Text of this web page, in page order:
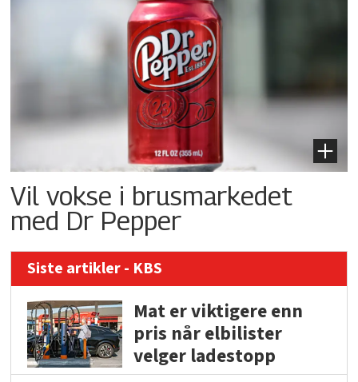
Vil vokse i brusmarkedet
med Dr Pepper
Siste artikler - KBS
Mat er viktigere enn
pris når elbilister
velger ladestopp